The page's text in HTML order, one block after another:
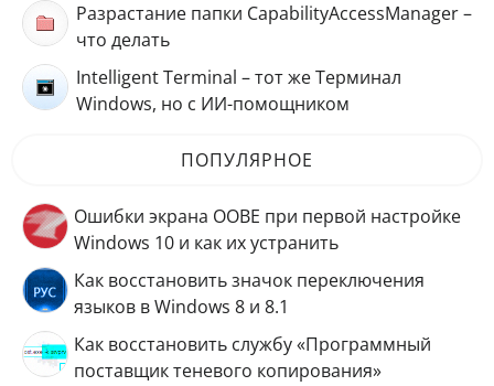
Разрастание папки CapabilityAccessManager –
что делать
Intelligent Terminal – тот же Терминал
Windows, но с ИИ-помощником
ПОПУЛЯРНОЕ
Ошибки экрана OOBE при первой настройке
Windows 10 и как их устранить
Как восстановить значок переключения
языков в Windows 8 и 8.1
Как восстановить службу «Программный
поставщик теневого копирования»